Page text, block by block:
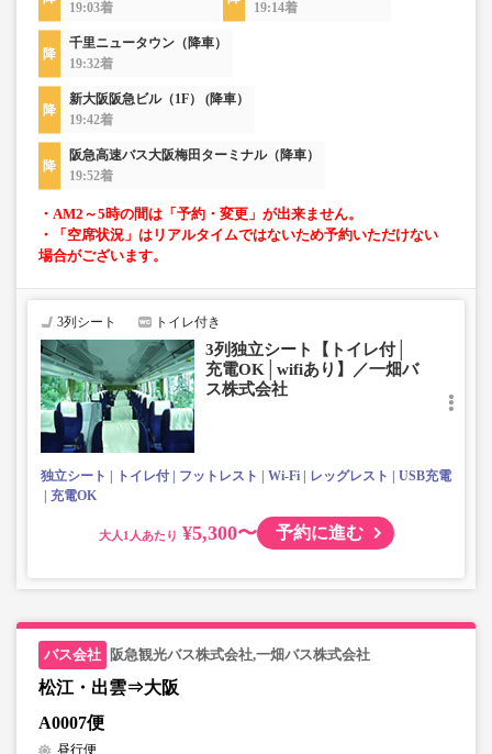
19:03着
19:14着
千里ニュータウン（降車）
19:32着
新大阪阪急ビル（1F） (降車）
19:42着
阪急高速バス大阪梅田ターミナル（降車）
19:52着
・AM2～5時の間は「予約・変更」が出来ません。
・「空席状況」はリアルタイムではないため予約いただけない
場合がございます。
3列シート トイレ付き
3列独立シート【トイレ付│
充電OK│wifiあり】／一畑バ
ス株式会社
独立シート トイレ付 フットレスト Wi-Fi レッグレスト
USB充電
充電OK
大人 ¥5,300〜 予約に進む
阪急観光バス株式会社,一畑バス株式会社
松江・出雲⇒大阪
A0007便
昼行便